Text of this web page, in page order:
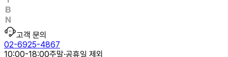
고객 문의
02-6925-4867
10:00-18:00주말·공휴일 제외